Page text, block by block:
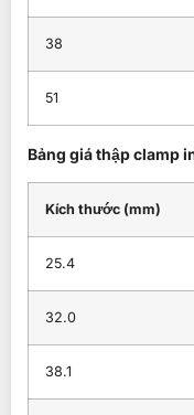
38
51
Bảng giá thập clamp
Kích thước (mm)
25.4
32.0
38.1